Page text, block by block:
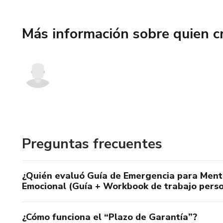
Aprenderás a poner límites
Más información sobre quien
Preguntas frecuentes
¿Quién evaluó Guía de Emergencia para
Emocional (Guía + Workbook de trabajo
¿Cómo funciona el “Plazo de Garantía”?